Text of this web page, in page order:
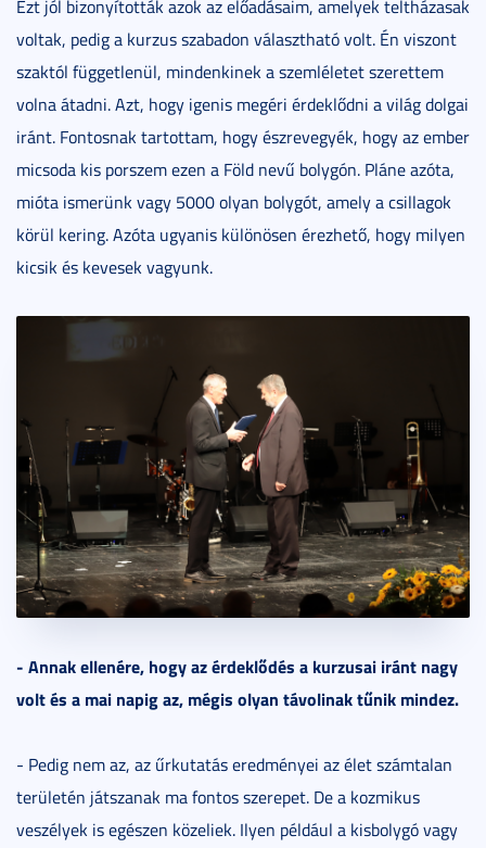
Ezt jól bizonyították azok az előadásaim, amelyek teltházasak
voltak, pedig a kurzus szabadon választható volt. Én viszont
szaktól függetlenül, mindenkinek a szemléletet szerettem
volna átadni. Azt, hogy igenis megéri érdeklődni a világ dolgai
iránt. Fontosnak tartottam, hogy észrevegyék, hogy az ember
micsoda kis porszem ezen a Föld nevű bolygón. Pláne azóta,
mióta ismerünk vagy 5000 olyan bolygót, amely a csillagok
körül kering. Azóta ugyanis különösen érezhető, hogy milyen
kicsik és kevesek vagyunk.
- Annak ellenére, hogy az érdeklődés a kurzusai iránt nagy
volt és a mai napig az, mégis olyan távolinak tűnik mindez.
- Pedig nem az, az űrkutatás eredményei az élet számtalan
területén játszanak ma fontos szerepet. De a kozmikus
veszélyek is egészen közeliek. Ilyen például a kisbolygó vagy